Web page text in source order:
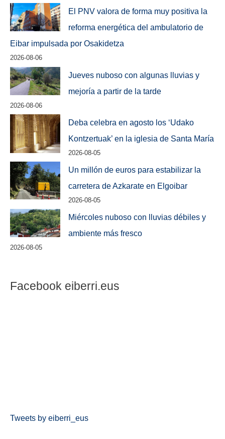
El PNV valora de forma muy positiva la
reforma energética del ambulatorio de
Eibar impulsada por Osakidetza
2026-08-06
Jueves nuboso con algunas lluvias y
mejoría a partir de la tarde
2026-08-06
Deba celebra en agosto los ‘Udako
Kontzertuak’ en la iglesia de Santa María
2026-08-05
Un millón de euros para estabilizar la
carretera de Azkarate en Elgoibar
2026-08-05
Miércoles nuboso con lluvias débiles y
ambiente más fresco
2026-08-05
Facebook eiberri.eus
Tweets by eiberri_eus